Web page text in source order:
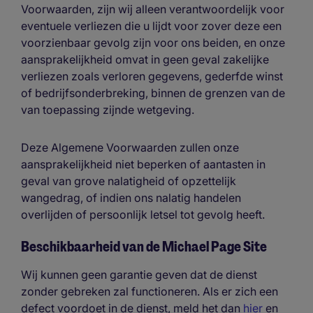
Voorwaarden, zijn wij alleen verantwoordelijk voor
eventuele verliezen die u lijdt voor zover deze een
voorzienbaar gevolg zijn voor ons beiden, en onze
aansprakelijkheid omvat in geen geval zakelijke
verliezen zoals verloren gegevens, gederfde winst
of bedrijfsonderbreking, binnen de grenzen van de
van toepassing zijnde wetgeving.
Deze Algemene Voorwaarden zullen onze
aansprakelijkheid niet beperken of aantasten in
geval van grove nalatigheid of opzettelijk
wangedrag, of indien ons nalatig handelen
overlijden of persoonlijk letsel tot gevolg heeft.
Beschikbaarheid van de Michael Page Site
Wij kunnen geen garantie geven dat de dienst
zonder gebreken zal functioneren. Als er zich een
defect voordoet in de dienst, meld het dan hier en